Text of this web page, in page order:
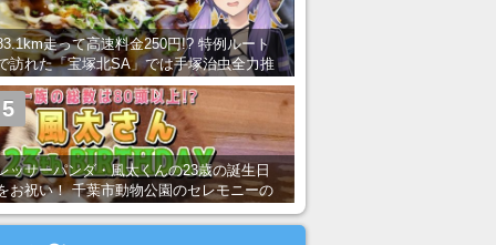
走って高速料金250円!? 特例ルート
訪れた「宝塚北SA」では手塚治虫全力推
＆関西グルメが楽しめる！
ッサーパンダ・風太くんの23歳の誕生日
お祝い！ 千葉市動物公園のセレモニーの
5